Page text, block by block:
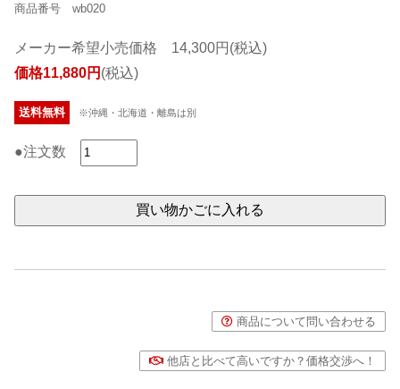
商品番号 wb020
メーカー希望小売価格 14,300円(税込)
価格11,880円 (税込)
送料無料 ※沖縄・北海道・離島は別
●注文数
商品について問い合わせる
他店と比べて高いですか？価格交渉へ！